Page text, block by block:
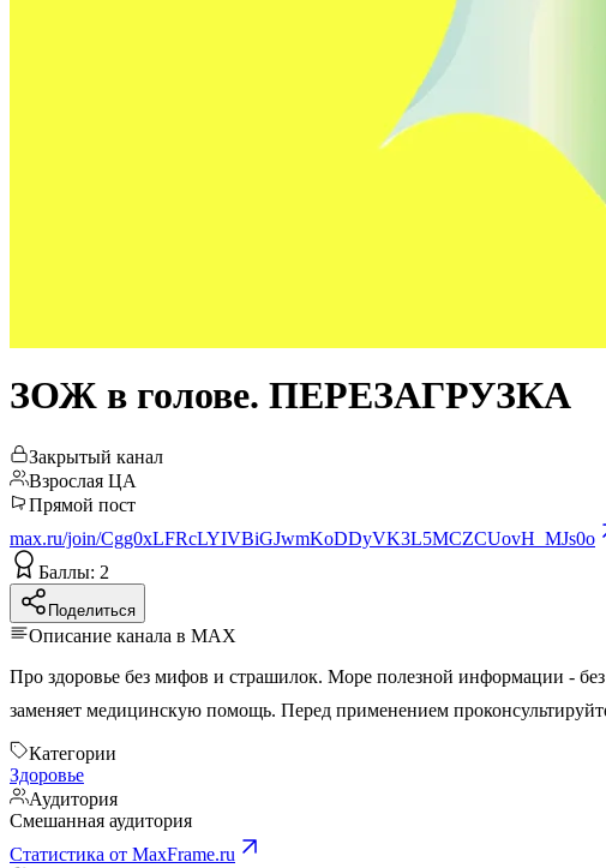
ЗОЖ в голове. ПЕРЕЗАГРУЗКА
Закрытый канал
Взрослая ЦА
Прямой пост
max.ru/join/Cgg0xLFRcLYIVBiGJwmKoDDyVK3L5MCZCUovH_MJs0o
Баллы: 2
Поделиться
Описание канала в MAX
Про здоровье без мифов и страшилок. Море полезной информации - без токсичных установок, с
Категории
Здоровье
Аудитория
Смешанная аудитория
Статистика от MaxFrame.ru